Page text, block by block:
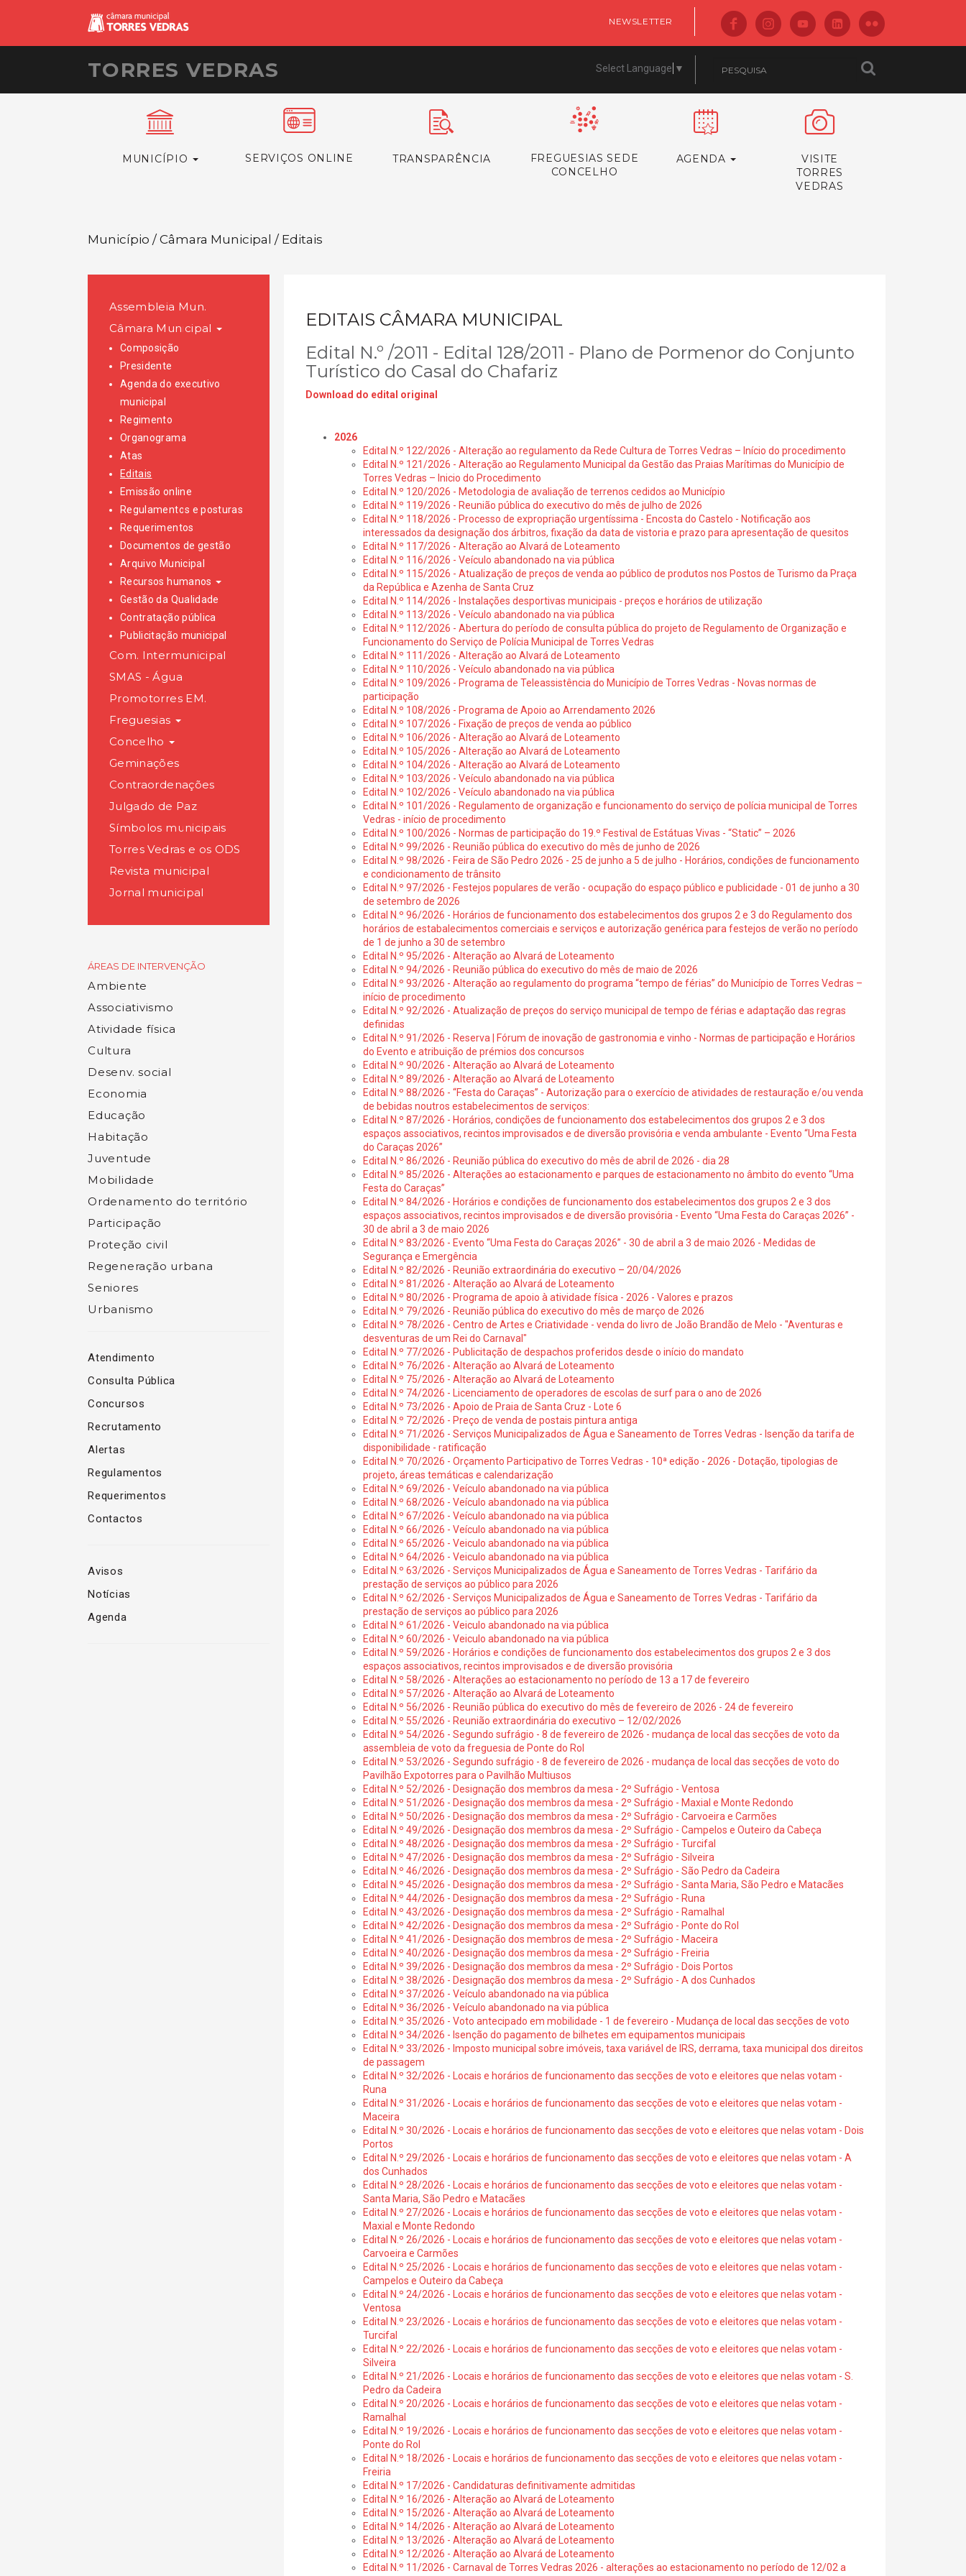
NEWSLETTER
TORRES VEDRAS Select Language ▼
MUNICÍPIO SERVIÇOS ONLINE TRANSPARÊNCIA
FREGUESIAS SEDE
CONCELHO
AGENDA
VISITE
TORRES
VEDRAS
Município / Câmara Municipal / Editais
Assembleia Mun.
Câmara Municipal
Composição
Presidente
Agenda do executivo
municipal
Regimento
Organograma
Atas
Editais
Emissão online
Regulamentos e posturas
Requerimentos
Documentos de gestão
Arquivo Municipal
Recursos humanos
Gestão da Qualidade
Contratação pública
Publicitação municipal
Com. Intermunicipal
SMAS - Água
Promotorres EM.
Freguesias
Concelho
Geminações
Contraordenações
Julgado de Paz
Símbolos municipais
Torres Vedras e os ODS
Revista municipal
Jornal municipal
ÁREAS DE INTERVENÇÃO
Ambiente
Associativismo
Atividade física
Cultura
Desenv. social
Economia
Educação
Habitação
Juventude
Mobilidade
Ordenamento do território
Participação
Proteção civil
Regeneração urbana
Seniores
Urbanismo
Atendimento
Consulta Pública
Concursos
Recrutamento
Alertas
Regulamentos
Requerimentos
Contactos
Avisos
Notícias
Agenda
EDITAIS CÂMARA MUNICIPAL
Edital N.º /2011 - Edital 128/2011 - Plano de Pormenor do Conjunto
Turístico do Casal do Chafariz
Download do edital original
2026
Edital N.º 122/2026 - Alteração ao regulamento da Rede Cultura de Torres Vedras – Início do procedimento
Edital N.º 121/2026 - Alteração ao Regulamento Municipal da Gestão das Praias Marítimas do Município de
Torres Vedras – Inicio do Procedimento
Edital N.º 120/2026 - Metodologia de avaliação de terrenos cedidos ao Município
Edital N.º 119/2026 - Reunião pública do executivo do mês de julho de 2026
Edital N.º 118/2026 - Processo de expropriação urgentíssima - Encosta do Castelo - Notificação aos
interessados da designação dos árbitros, fixação da data de vistoria e prazo para apresentação de quesitos
Edital N.º 117/2026 - Alteração ao Alvará de Loteamento
Edital N.º 116/2026 - Veículo abandonado na via pública
Edital N.º 115/2026 - Atualização de preços de venda ao público de produtos nos Postos de Turismo da Praça
da República e Azenha de Santa Cruz
Edital N.º 114/2026 - Instalações desportivas municipais - preços e horários de utilização
Edital N.º 113/2026 - Veículo abandonado na via pública
Edital N.º 112/2026 - Abertura do período de consulta pública do projeto de Regulamento de Organização e
Funcionamento do Serviço de Polícia Municipal de Torres Vedras
Edital N.º 111/2026 - Alteração ao Alvará de Loteamento
Edital N.º 110/2026 - Veículo abandonado na via pública
Edital N.º 109/2026 - Programa de Teleassistência do Município de Torres Vedras - Novas normas de
participação
Edital N.º 108/2026 - Programa de Apoio ao Arrendamento 2026
Edital N.º 107/2026 - Fixação de preços de venda ao público
Edital N.º 106/2026 - Alteração ao Alvará de Loteamento
Edital N.º 105/2026 - Alteração ao Alvará de Loteamento
Edital N.º 104/2026 - Alteração ao Alvará de Loteamento
Edital N.º 103/2026 - Veículo abandonado na via pública
Edital N.º 102/2026 - Veículo abandonado na via pública
Edital N.º 101/2026 - Regulamento de organização e funcionamento do serviço de polícia municipal de Torres
Vedras - início de procedimento
Edital N.º 100/2026 - Normas de participação do 19.º Festival de Estátuas Vivas - “Static” – 2026
Edital N.º 99/2026 - Reunião pública do executivo do mês de junho de 2026
Edital N.º 98/2026 - Feira de São Pedro 2026 - 25 de junho a 5 de julho - Horários, condições de funcionamento
e condicionamento de trânsito
Edital N.º 97/2026 - Festejos populares de verão - ocupação do espaço público e publicidade - 01 de junho a 30
de setembro de 2026
Edital N.º 96/2026 - Horários de funcionamento dos estabelecimentos dos grupos 2 e 3 do Regulamento dos
horários de estabalecimentos comerciais e serviços e autorização genérica para festejos de verão no período
de 1 de junho a 30 de setembro
Edital N.º 95/2026 - Alteração ao Alvará de Loteamento
Edital N.º 94/2026 - Reunião pública do executivo do mês de maio de 2026
Edital N.º 93/2026 - Alteração ao regulamento do programa “tempo de férias” do Município de Torres Vedras –
início de procedimento
Edital N.º 92/2026 - Atualização de preços do serviço municipal de tempo de férias e adaptação das regras
definidas
Edital N.º 91/2026 - Reserva | Fórum de inovação de gastronomia e vinho - Normas de participação e Horários
do Evento e atribuição de prémios dos concursos
Edital N.º 90/2026 - Alteração ao Alvará de Loteamento
Edital N.º 89/2026 - Alteração ao Alvará de Loteamento
Edital N.º 88/2026 - “Festa do Caraças” - Autorização para o exercício de atividades de restauração e/ou venda
de bebidas noutros estabelecimentos de serviços:
Edital N.º 87/2026 - Horários, condições de funcionamento dos estabelecimentos dos grupos 2 e 3 dos
espaços associativos, recintos improvisados e de diversão provisória e venda ambulante - Evento “Uma Festa
do Caraças 2026”
Edital N.º 86/2026 - Reunião pública do executivo do mês de abril de 2026 - dia 28
Edital N.º 85/2026 - Alterações ao estacionamento e parques de estacionamento no âmbito do evento “Uma
Festa do Caraças”
Edital N.º 84/2026 - Horários e condições de funcionamento dos estabelecimentos dos grupos 2 e 3 dos
espaços associativos, recintos improvisados e de diversão provisória - Evento “Uma Festa do Caraças 2026” -
30 de abril a 3 de maio 2026
Edital N.º 83/2026 - Evento “Uma Festa do Caraças 2026” - 30 de abril a 3 de maio 2026 - Medidas de
Segurança e Emergência
Edital N.º 82/2026 - Reunião extraordinária do executivo – 20/04/2026
Edital N.º 81/2026 - Alteração ao Alvará de Loteamento
Edital N.º 80/2026 - Programa de apoio à atividade física - 2026 - Valores e prazos
Edital N.º 79/2026 - Reunião pública do executivo do mês de março de 2026
Edital N.º 78/2026 - Centro de Artes e Criatividade - venda do livro de João Brandão de Melo - "Aventuras e
desventuras de um Rei do Carnaval"
Edital N.º 77/2026 - Publicitação de despachos proferidos desde o início do mandato
Edital N.º 76/2026 - Alteração ao Alvará de Loteamento
Edital N.º 75/2026 - Alteração ao Alvará de Loteamento
Edital N.º 74/2026 - Licenciamento de operadores de escolas de surf para o ano de 2026
Edital N.º 73/2026 - Apoio de Praia de Santa Cruz - Lote 6
Edital N.º 72/2026 - Preço de venda de postais pintura antiga
Edital N.º 71/2026 - Serviços Municipalizados de Água e Saneamento de Torres Vedras - Isenção da tarifa de
disponibilidade - ratificação
Edital N.º 70/2026 - Orçamento Participativo de Torres Vedras - 10ª edição - 2026 - Dotação, tipologias de
projeto, áreas temáticas e calendarização
Edital N.º 69/2026 - Veículo abandonado na via pública
Edital N.º 68/2026 - Veículo abandonado na via pública
Edital N.º 67/2026 - Veículo abandonado na via pública
Edital N.º 66/2026 - Veículo abandonado na via pública
Edital N.º 65/2026 - Veiculo abandonado na via pública
Edital N.º 64/2026 - Veiculo abandonado na via pública
Edital N.º 63/2026 - Serviços Municipalizados de Água e Saneamento de Torres Vedras - Tarifário da
prestação de serviços ao público para 2026
Edital N.º 62/2026 - Serviços Municipalizados de Água e Saneamento de Torres Vedras - Tarifário da
prestação de serviços ao público para 2026
Edital N.º 61/2026 - Veiculo abandonado na via pública
Edital N.º 60/2026 - Veiculo abandonado na via pública
Edital N.º 59/2026 - Horários e condições de funcionamento dos estabelecimentos dos grupos 2 e 3 dos
espaços associativos, recintos improvisados e de diversão provisória
Edital N.º 58/2026 - Alterações ao estacionamento no período de 13 a 17 de fevereiro
Edital N.º 57/2026 - Alteração ao Alvará de Loteamento
Edital N.º 56/2026 - Reunião pública do executivo do mês de fevereiro de 2026 - 24 de fevereiro
Edital N.º 55/2026 - Reunião extraordinária do executivo – 12/02/2026
Edital N.º 54/2026 - Segundo sufrágio - 8 de fevereiro de 2026 - mudança de local das secções de voto da
assembleia de voto da freguesia de Ponte do Rol
Edital N.º 53/2026 - Segundo sufrágio - 8 de fevereiro de 2026 - mudança de local das secções de voto do
Pavilhão Expotorres para o Pavilhão Multiusos
Edital N.º 52/2026 - Designação dos membros da mesa - 2º Sufrágio - Ventosa
Edital N.º 51/2026 - Designação dos membros da mesa - 2º Sufrágio - Maxial e Monte Redondo
Edital N.º 50/2026 - Designação dos membros da mesa - 2º Sufrágio - Carvoeira e Carmões
Edital N.º 49/2026 - Designação dos membros da mesa - 2º Sufrágio - Campelos e Outeiro da Cabeça
Edital N.º 48/2026 - Designação dos membros da mesa - 2º Sufrágio - Turcifal
Edital N.º 47/2026 - Designação dos membros da mesa - 2º Sufrágio - Silveira
Edital N.º 46/2026 - Designação dos membros da mesa - 2º Sufrágio - São Pedro da Cadeira
Edital N.º 45/2026 - Designação dos membros da mesa - 2º Sufrágio - Santa Maria, São Pedro e Matacães
Edital N.º 44/2026 - Designação dos membros da mesa - 2º Sufrágio - Runa
Edital N.º 43/2026 - Designação dos membros da mesa - 2º Sufrágio - Ramalhal
Edital N.º 42/2026 - Designação dos membros da mesa - 2º Sufrágio - Ponte do Rol
Edital N.º 41/2026 - Designação dos membros de mesa - 2º Sufrágio - Maceira
Edital N.º 40/2026 - Designação dos membros da mesa - 2º Sufrágio - Freiria
Edital N.º 39/2026 - Designação dos membros da mesa - 2º Sufrágio - Dois Portos
Edital N.º 38/2026 - Designação dos membros da mesa - 2º Sufrágio - A dos Cunhados
Edital N.º 37/2026 - Veículo abandonado na via pública
Edital N.º 36/2026 - Veículo abandonado na via pública
Edital N.º 35/2026 - Voto antecipado em mobilidade - 1 de fevereiro - Mudança de local das secções de voto
Edital N.º 34/2026 - Isenção do pagamento de bilhetes em equipamentos municipais
Edital N.º 33/2026 - Imposto municipal sobre imóveis, taxa variável de IRS, derrama, taxa municipal dos direitos
de passagem
Edital N.º 32/2026 - Locais e horários de funcionamento das secções de voto e eleitores que nelas votam -
Runa
Edital N.º 31/2026 - Locais e horários de funcionamento das secções de voto e eleitores que nelas votam -
Maceira
Edital N.º 30/2026 - Locais e horários de funcionamento das secções de voto e eleitores que nelas votam - Dois
Portos
Edital N.º 29/2026 - Locais e horários de funcionamento das secções de voto e eleitores que nelas votam - A
dos Cunhados
Edital N.º 28/2026 - Locais e horários de funcionamento das secções de voto e eleitores que nelas votam -
Santa Maria, São Pedro e Matacães
Edital N.º 27/2026 - Locais e horários de funcionamento das secções de voto e eleitores que nelas votam -
Maxial e Monte Redondo
Edital N.º 26/2026 - Locais e horários de funcionamento das secções de voto e eleitores que nelas votam -
Carvoeira e Carmões
Edital N.º 25/2026 - Locais e horários de funcionamento das secções de voto e eleitores que nelas votam -
Campelos e Outeiro da Cabeça
Edital N.º 24/2026 - Locais e horários de funcionamento das secções de voto e eleitores que nelas votam -
Ventosa
Edital N.º 23/2026 - Locais e horários de funcionamento das secções de voto e eleitores que nelas votam -
Turcifal
Edital N.º 22/2026 - Locais e horários de funcionamento das secções de voto e eleitores que nelas votam -
Silveira
Edital N.º 21/2026 - Locais e horários de funcionamento das secções de voto e eleitores que nelas votam - S.
Pedro da Cadeira
Edital N.º 20/2026 - Locais e horários de funcionamento das secções de voto e eleitores que nelas votam -
Ramalhal
Edital N.º 19/2026 - Locais e horários de funcionamento das secções de voto e eleitores que nelas votam -
Ponte do Rol
Edital N.º 18/2026 - Locais e horários de funcionamento das secções de voto e eleitores que nelas votam -
Freiria
Edital N.º 17/2026 - Candidaturas definitivamente admitidas
Edital N.º 16/2026 - Alteração ao Alvará de Loteamento
Edital N.º 15/2026 - Alteração ao Alvará de Loteamento
Edital N.º 14/2026 - Alteração ao Alvará de Loteamento
Edital N.º 13/2026 - Alteração ao Alvará de Loteamento
Edital N.º 12/2026 - Alteração ao Alvará de Loteamento
Edital N.º 11/2026 - Carnaval de Torres Vedras 2026 - alterações ao estacionamento no período de 12/02 a